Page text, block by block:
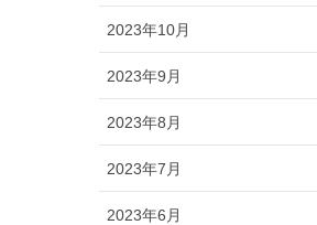
2023年10月
2023年9月
2023年8月
2023年7月
2023年6月